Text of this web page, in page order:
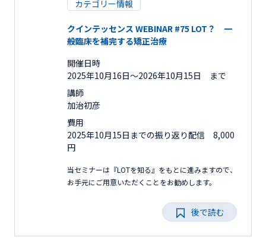
カテゴリー情報
クインテッセンス WEBINAR #75 LOT？ 一
般臨床を補完する矯正治療
開催日時
2025年10月16日〜2026年10月15日 まで
講師
加治初彦
費用
2025年10月15日までの振り返り配信 8,000
円
当セミナーは『LOTを知る』をもとに進みますので、
お手元にご用意いただくことをお勧めします。
後で読む